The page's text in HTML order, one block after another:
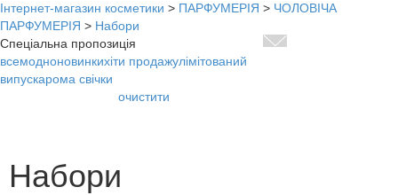
Інтернет-магазин косметики > ПАРФУМЕРІЯ > ЧОЛОВІЧА
ПАРФУМЕРІЯ > Набори
Спеціальна пропозиція
всемодноновинкихіти продажулімітований
випускарома свічки
очистити
Набори